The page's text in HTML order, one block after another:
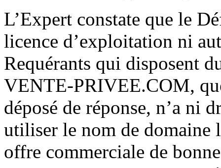
L’Expert constate que le
licence d’exploitation ni
Requérants qui disposent
VENTE-PRIVEE.COM,
déposé de réponse, n’a ni
utiliser le nom de
offre commerciale de